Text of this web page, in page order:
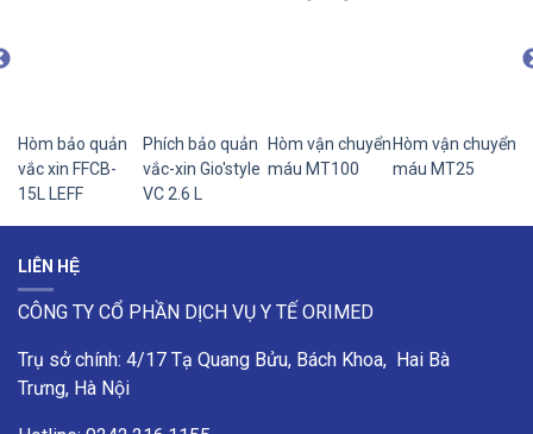
Hòm bảo quản
vắc xin FFCB-
15L LEFF
Phích bảo quản
vắc-xin Gio'style
VC 2.6 L
Hòm vận chuyển
máu MT100
Hòm vận chuyển
máu MT25
LIÊN HỆ
CÔNG TY CỔ PHẦN DỊCH VỤ Y TẾ ORIMED
Trụ sở chính: 4/17 Tạ Quang Bửu, Bách Khoa, Hai Bà
Trưng, Hà Nội